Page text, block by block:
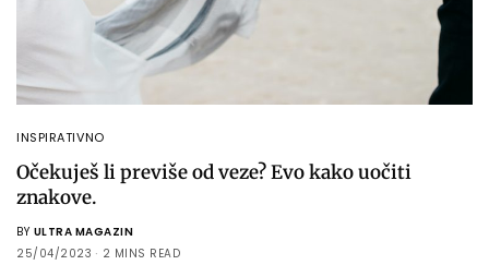
INSPIRATIVNO
Očekuješ li previše od veze? Evo kako uočiti
znakove.
BY ULTRA MAGAZIN
25/04/2023
2 MINS READ